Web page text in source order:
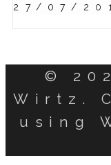
27/07/
©
Wirtz.
using